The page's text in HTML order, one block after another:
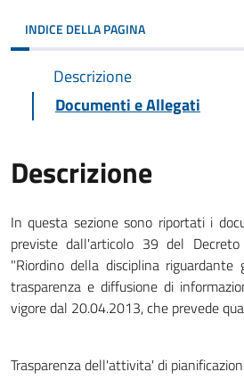
INDICE DELLA PAGINA
Descrizione
Documenti e Allegati
Descrizione
In questa sezione sono riportati i
previste dall'articolo 39 del
"Riordino della disciplina riguardante
trasparenza e diffusione di
vigore dal 20.04.2013, che prevede
Trasparenza dell'attivita' di